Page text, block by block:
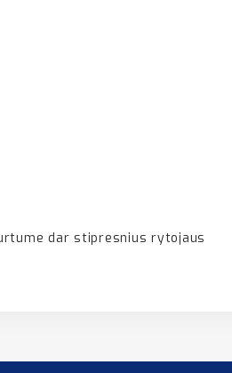
dar stipresnius rytojaus